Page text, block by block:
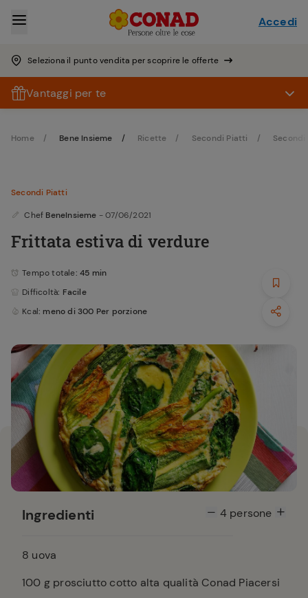
Seleziona il punto vendita per scoprire le offerte
Accedi
Vantaggi per te
Home Bene Insieme Ricette Secondi Piatti
Secondi Piatti
Chef BeneInsieme - 07/06/2021
Frittata estiva di verdure
Tempo totale: 45 min
Difficoltà: Facile
Kcal: meno di 300 Per porzione
Ingredienti 4persone
8 uova
100 g prosciutto cotto alta qualità Conad Piacersi